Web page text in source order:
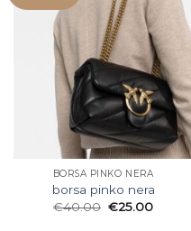
BORSA PINKO NERA
borsa pinko nera
€40.00 €25.00